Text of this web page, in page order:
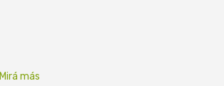
Mirá más